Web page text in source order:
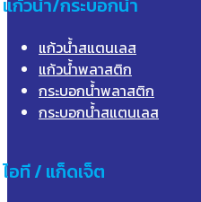
แก้วน้ำ/กระบอกน้ำ
แก้วน้ำสแตนเลส
แก้วน้ำพลาสติก
กระบอกน้ำพลาสติก
กระบอกน้ำสแตนเลส
ไอที / แก็ดเจ็ต